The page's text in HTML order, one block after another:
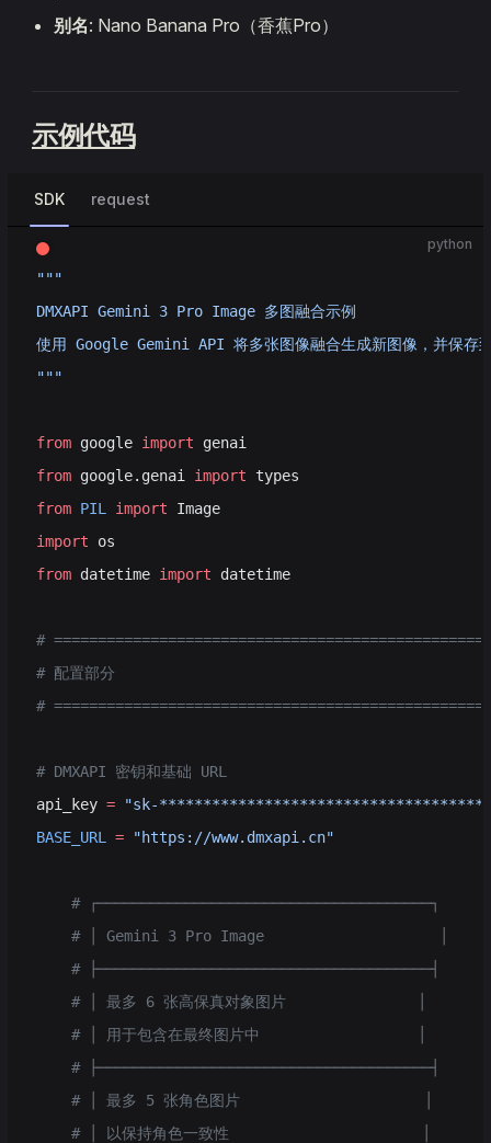
别名: Nano Banana Pro（香蕉Pro）
示例代码
SDK request
python
"""
DMXAPI Gemini 3 Pro Image 多图融合示例
使用 Google Gemini API 将多张图像融合生成新图像，并保
"""
from google import genai
from google.genai import types
from PIL import Image
import os
from datetime import datetime
#
# 配置部分
#
# DMXAPI 密钥和基础 URL
api_key = "sk-
BASE_URL
= "https://www.dmxapi.cn"
    # ┌──────────────────────────────────────┐
    # │ Gemini 3 Pro Image                    │
    # ├──────────────────────────────────────┤
    # │ 最多 6 张高保真对象图片               │
    # │ 用于包含在最终图片中                  │
    # ├──────────────────────────────────────┤
    # │ 最多 5 张角色图片                     │
    # │ 以保持角色一致性                      │